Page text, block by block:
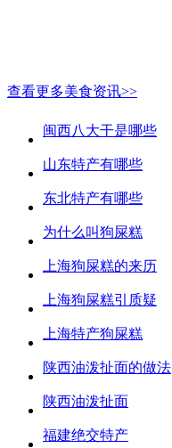
查看更多美食资讯>>
闽西八大干是哪些
山东特产有哪些
东北特产有哪些
为什么叫狗屎糕
上海狗屎糕的来历
上海狗屎糕引质疑
上海特产狗屎糕
陕西油泼扯面的做法
陕西油泼扯面
福建绝交特产